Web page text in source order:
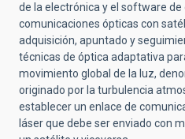
de la electrónica y el software
comunicaciones ópticas con
adquisición, apuntado y
técnicas de óptica adaptativa
movimiento global de la luz,
originado por la turbulencia
establecer un enlace de
láser que debe ser enviado con